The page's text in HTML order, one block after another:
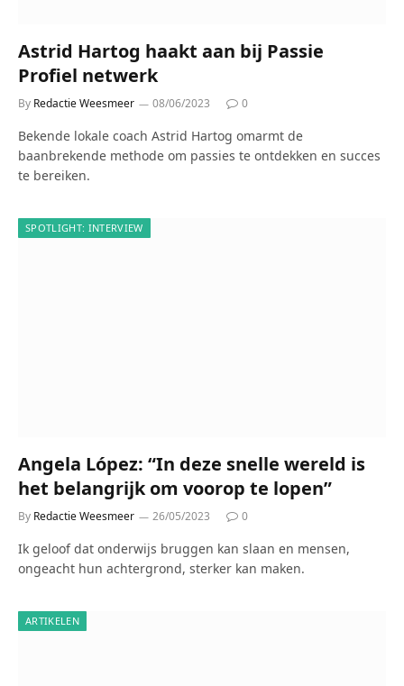
Astrid Hartog haakt aan bij Passie
Profiel netwerk
By Redactie Weesmeer 08/06/2023 0
Bekende lokale coach Astrid Hartog omarmt de
baanbrekende methode om passies te ontdekken en succes
te bereiken.
SPOTLIGHT: INTERVIEW
Angela López: “In deze snelle wereld is
het belangrijk om voorop te lopen”
By Redactie Weesmeer 26/05/2023 0
Ik geloof dat onderwijs bruggen kan slaan en mensen,
ongeacht hun achtergrond, sterker kan maken.
ARTIKELEN